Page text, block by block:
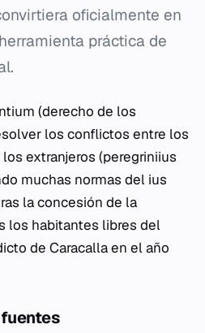
oficialmente en
práctica de
(derecho de los
los conflictos entre los
extranjeros (peregriniius
muchas normas del ius
la concesión de la
los habitantes libres del
de Caracalla en el año